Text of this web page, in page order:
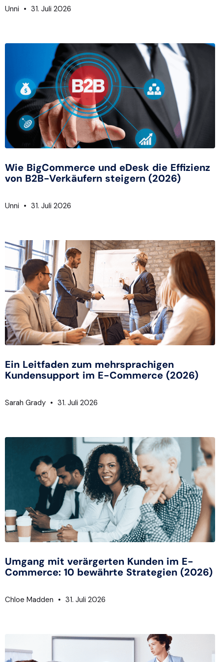
Unni 31. Juli 2026
Wie BigCommerce und eDesk die Effizienz
von B2B-Verkäufern steigern (2026)
Unni 31. Juli 2026
Ein Leitfaden zum mehrsprachigen
Kundensupport im E-Commerce (2026)
Sarah Grady 31. Juli 2026
Umgang mit verärgerten Kunden im E-
Commerce: 10 bewährte Strategien (2026)
Chloe Madden 31. Juli 2026